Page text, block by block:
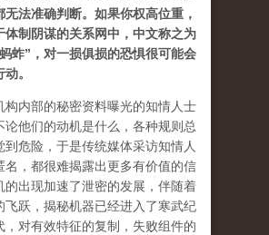
无法准确判断。如果你权高位重，
体制阴谋的关系网中，中文称之为
蚱”，对一损俱损的恐惧很可能会
。
构内部的秘密资料曝光的知情人士
论他们的动机是什么，各种规则总
到危险，于是传统媒体采访知情人
名，都很难揭露出更多有价值的信
的出现加速了泄密的发展，伴随着
飞跃，揭秘机器已经进入了寒武纪
，对有效特征的复制，失败组件的